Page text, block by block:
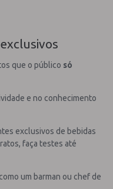
que o público só
e no conhecimento
exclusivos de bebidas
faça testes até
um barman ou chef de